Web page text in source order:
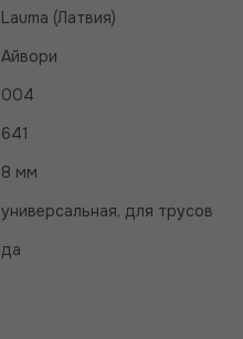
Lauma (Латвия)
Айвори
004
641
8 мм
универсальная, для трусов
да